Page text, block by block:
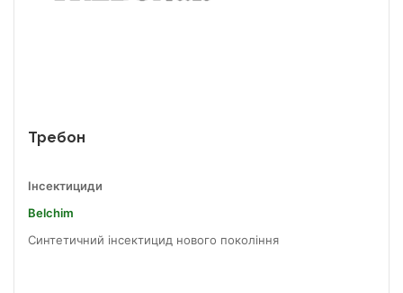
Требон
Інсектициди
Belchim
Синтетичний інсектицид нового покоління